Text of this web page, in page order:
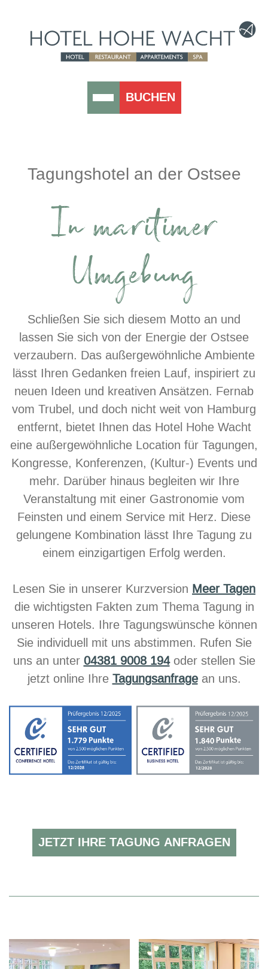
BUCHEN
Tagungshotel an der Ostsee
In maritimer
Umgebung
Schließen Sie sich diesem Motto an und
lassen Sie sich von der Energie der Ostsee
verzaubern. Das außergewöhnliche Ambiente
lässt Ihren Gedanken freien Lauf, inspiriert zu
neuen Ideen und kreativen Ansätzen. Fernab
vom Trubel, und doch nicht weit von Hamburg
entfernt, bietet Ihnen das Hotel Hohe Wacht
eine außergewöhnliche Location für Tagungen,
Kongresse, Konferenzen, (Kultur-) Events und
mehr. Darüber hinaus begleiten wir Ihre
Veranstaltung mit einer Gastronomie vom
Feinsten und einem Service mit Herz. Diese
gelungene Kombination lässt Ihre Tagung zu
einem einzigartigen Erfolg werden.
Lesen Sie in unserer Kurzversion Meer Tagen
die wichtigsten Fakten zum Thema Tagung in
unseren Hotels. Ihre Tagungswünsche können
Sie individuell mit uns abstimmen. Rufen Sie
uns an unter 04381 9008 194oder stellen Sie
jetzt online Ihre Tagungsanfragean uns.
JETZT IHRE TAGUNG ANFRAGEN